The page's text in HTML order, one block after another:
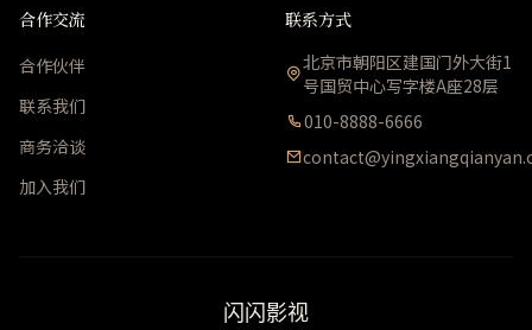
合作交流
合作伙伴
联系我们
商务洽谈
加入我们
联系方式
北京市朝阳区建国门外大街1
号国贸中心写字楼A座28层
010-8888-6666
闪闪影视